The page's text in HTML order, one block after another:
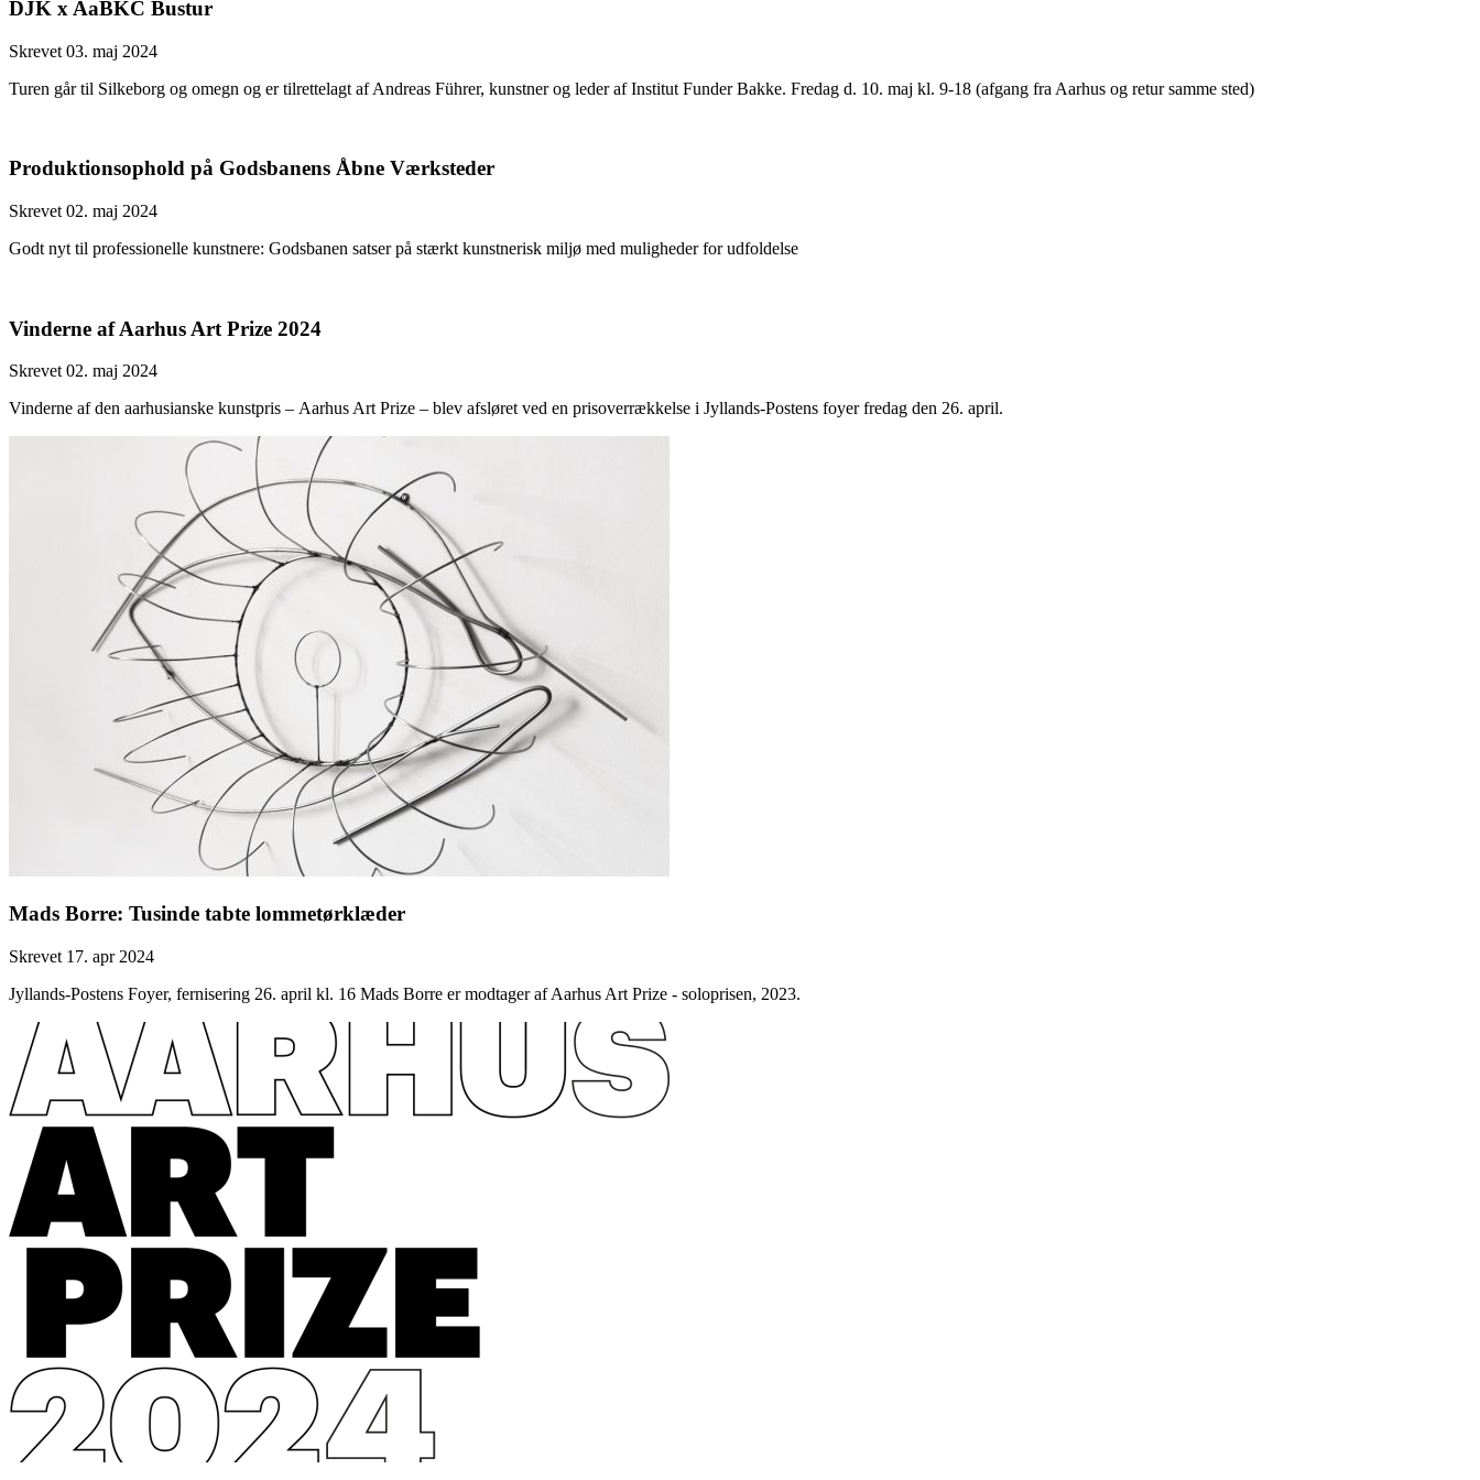
DJK x AaBKC Bustur
Skrevet 03. maj 2024
Turen går til Silkeborg og omegn og er tilrettelagt af Andreas Führer, kunstner og leder af Institut Funder Bakke. Fredag d. 10. maj kl. 9-18 (afgang fra Aarhus og retur samme sted)
Produktionsophold på Godsbanens Åbne Værksteder
Skrevet 02. maj 2024
Godt nyt til professionelle kunstnere: Godsbanen satser på stærkt kunstnerisk miljø med muligheder for udfoldelse
Vinderne af Aarhus Art Prize 2024
Skrevet 02. maj 2024
Vinderne af den aarhusianske kunstpris – Aarhus Art Prize – blev afsløret ved en prisoverrækkelse i Jyllands-Postens foyer fredag den 26. april.
Mads Borre: Tusinde tabte lommetørklæder
Skrevet 17. apr 2024
Jyllands-Postens Foyer, fernisering 26. april kl. 16 Mads Borre er modtager af Aarhus Art Prize - soloprisen, 2023.